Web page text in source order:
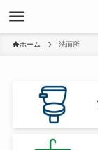
ホーム 洗面所